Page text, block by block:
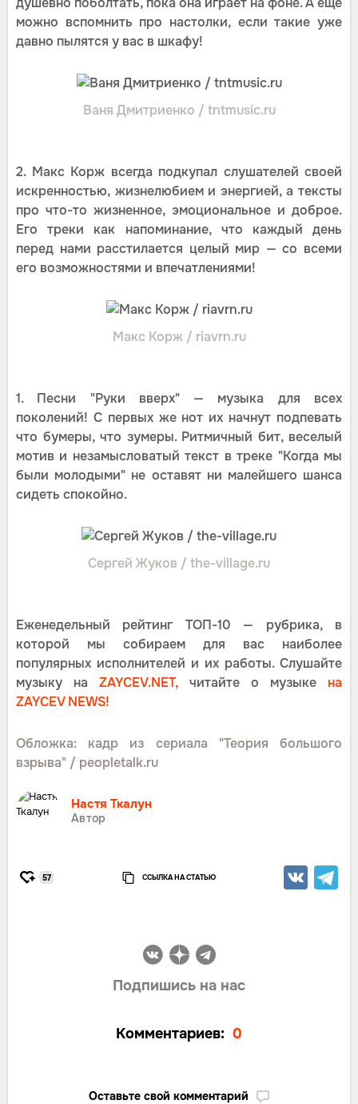
можно вспомнить про настолки, если такие уже
давно пылятся у вас в шкафу!
Ваня Дмитриенко / tntmusic.ru
2. Макс Корж всегда подкупал слушателей своей
искренностью, жизнелюбием и энергией, а тексты
про что-то жизненное, эмоциональное и доброе.
Его треки как напоминание, что каждый день
перед нами расстилается целый мир — со всеми
его возможностями и впечатлениями!
Макс Корж / riavrn.ru
1. Песни "Руки вверх" — музыка для всех
поколений! С первых же нот их начнут подпевать
что бумеры, что зумеры. Ритмичный бит, веселый
мотив и незамысловатый текст в треке "Когда мы
были молодыми" не оставят ни малейшего шанса
сидеть спокойно.
Сергей Жуков / the-village.ru
Еженедельный рейтинг ТОП-10 — рубрика, в
которой мы собираем для вас наиболее
популярных исполнителей и их работы. Слушайте
музыку на ZAYCEV.NET, читайте о музыке на
ZAYCEV NEWS!
Обложка: кадр из сериала "Теория большого
взрыва" / peopletalk.ru
Настя Ткалун
Автор
57 ССЫЛКА НА СТАТЬЮ
Подпишись на нас
Комментариев: 0
Оставьте свой комментарий